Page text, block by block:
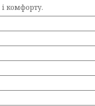
комфорту.